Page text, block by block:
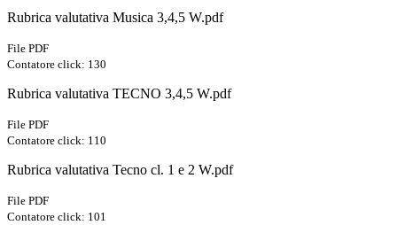
Rubrica valutativa Musica 3,4,5 W.pdf
File PDF
Contatore click: 130
Rubrica valutativa TECNO 3,4,5 W.pdf
File PDF
Contatore click: 110
Rubrica valutativa Tecno cl. 1 e 2 W.pdf
File PDF
Contatore click: 101